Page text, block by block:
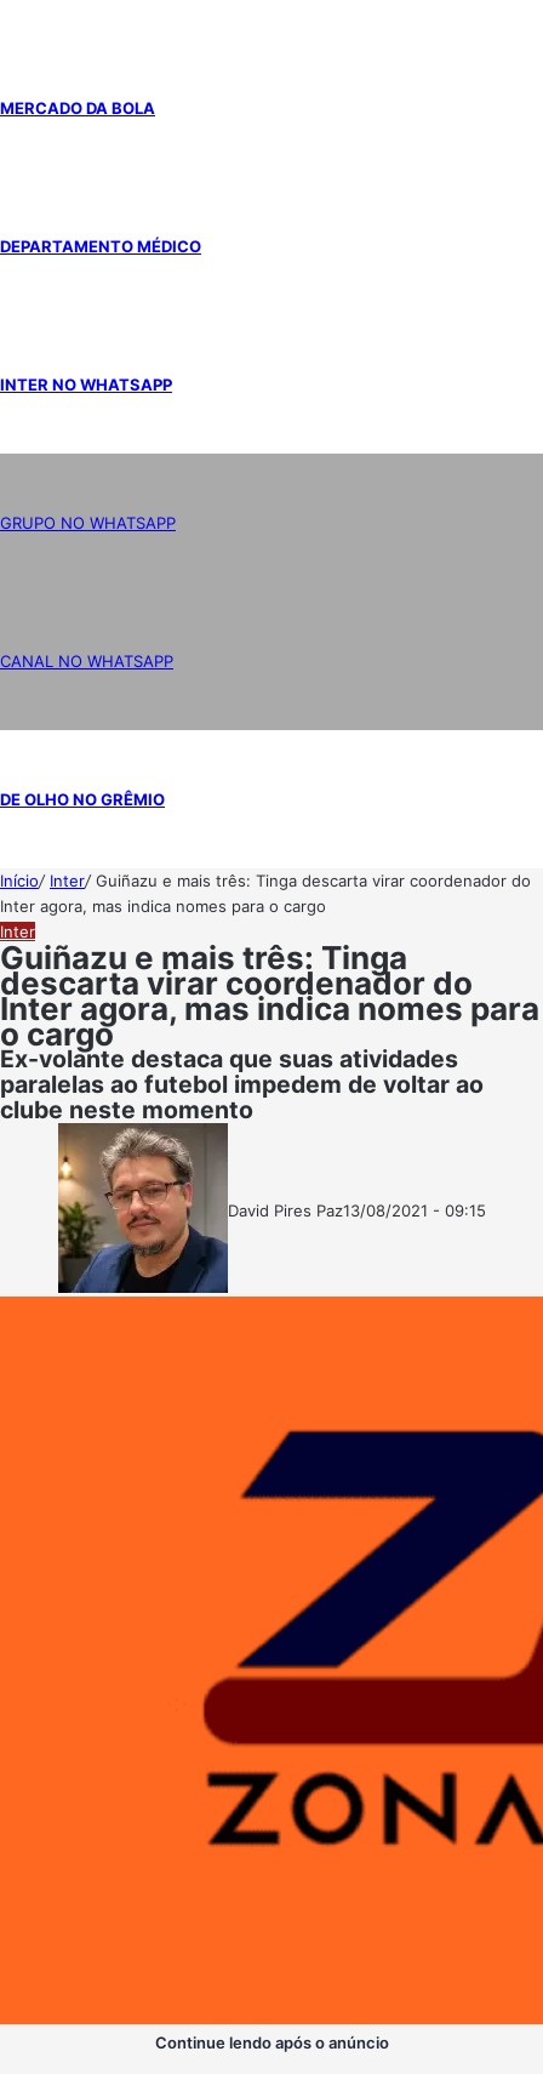
MERCADO DA BOLA
DEPARTAMENTO MÉDICO
INTER NO WHATSAPP
GRUPO NO WHATSAPP
CANAL NO WHATSAPP
DE OLHO NO GRÊMIO
Início/ Inter/Guiñazu e mais três: Tinga descarta virar coordenador do
Inter agora, mas indica nomes para o cargo
Inter
Guiñazu e mais três: Tinga
descarta virar coordenador do
Inter agora, mas indica nomes para
o cargo
Ex-volante destaca que suas atividades
paralelas ao futebol impedem de voltar ao
clube neste momento
David Pires PazFollow
Mande
13/08/2021 - 09:15
Continue lendo após o anúncio